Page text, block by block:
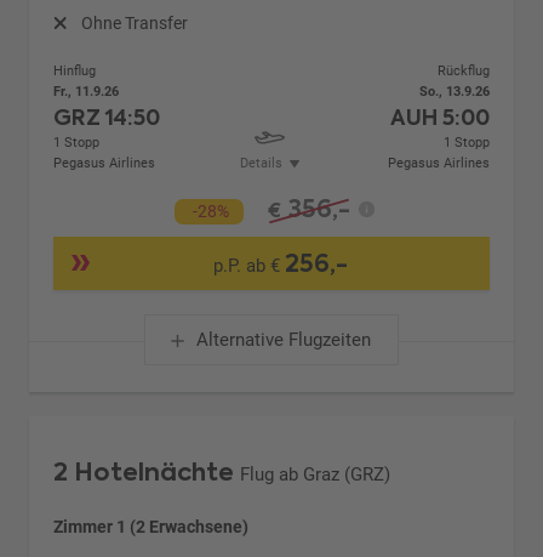
Ohne Transfer
Hinflug
Fr., 11.9.26
GRZ14:50
1 Stopp
Pegasus Airlines
Details
Rückflug
So., 13.9.26
AUH 5:00
1 Stopp
Pegasus Airlines
-28% € 356,-
p.P. ab € 256,-
Alternative Flugzeiten
2 Hotelnächte Flug ab Graz (GRZ)
Zimmer 1 (2 Erwachsene)